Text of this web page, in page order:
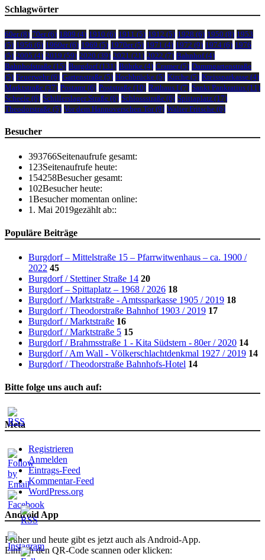
Schlagwörter
60er(8) 70er(6) 1809 (4) 1910 (6) 1911 (5) 1912 (5) 1928 (6) 1950 (8) 1953
(5) 1956 (6) 1960er(6) 1969 (5) 1970er(5) 1971 (4) 1972 (9) 1974 (6) 1976
(5) 2005 (4) 2019 (59) 2020 (39) 2021 (21) 2022 (7) Bahnhof(4)
Bahnhofstraße (15) Burgdorf(131) Bührke (4) Cramer(5) Dammgartenstraße
(5) Feuerwehr(6) Gartenstraße (5) Hochbrücke (5) Kirche (5) Kreissparkasse (4)
Marktstraße (37) Postamt (6) Poststraße (10) Rathaus I (7) Sankt Pankratius (11)
Scheele (6) Schillerslager Straße (6) Schlossstraße (6) Spittaplatz (17)
Theodorstraße (5) Vor dem Hannoverschen Tor(9) Walter Fritsche (6)
Besucher
393766Seitenaufrufe gesamt:
123Seitenaufrufe heute:
154258Besucher gesamt:
102Besucher heute:
1Besucher momentan online:
1. Mai 2019gezählt ab::
Populäre Beiträge
Burgdorf – Mittelstraße 15 – Pfarrwitwenhaus – ca. 1900 /
2022 45
Burgdorf / Stettiner Straße 14 20
Burgdorf – Spittaplatz – 1968 / 2026 18
Burgdorf / Marktstraße - Amtssparkasse 1905 / 2019 18
Burgdorf / Theodorstraße Bahnhof 1903 / 2019 17
Burgdorf / Marktstraße 16
Burgdorf / Marktstraße 5 15
Burgdorf / Brahmsstraße 1 - Kita Südstern - 80er / 2020 14
Burgdorf / Am Wall - Völkerschlachtdenkmal 1927 / 2019 14
Burgdorf / Theodorstraße Bahnhofs-Hotel 14
Bitte folge uns auch auf:
Meta
Registrieren
Anmelden
Eintrags-Feed
Kommentar-Feed
WordPress.org
Android App
Früher und heute gibt es jetzt auch als Android-App.
Einfach den QR-Code scannen oder klicken: